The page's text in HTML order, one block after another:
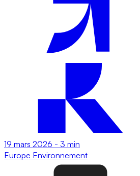
19 mars 2026 - 3 min
Europe Environnement